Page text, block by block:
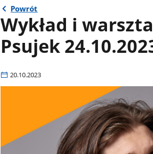
Powrót
Wykład i
Psujek
20.10.2023